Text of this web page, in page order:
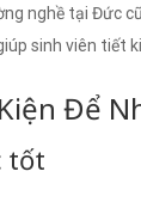
nghề tại Đức
sinh viên tiết
Để
tốt